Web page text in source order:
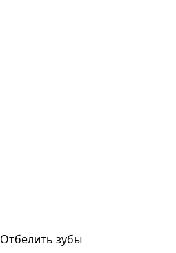
Отбелить зубы